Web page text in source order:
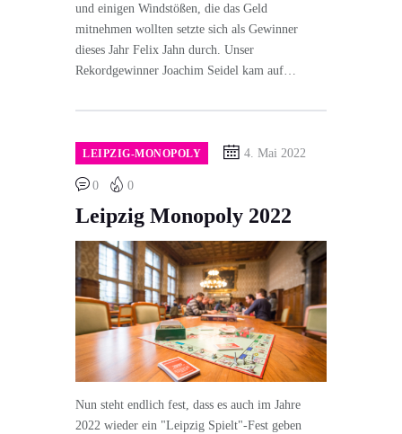
und einigen Windstößen, die das Geld
mitnehmen wollten setzte sich als Gewinner
dieses Jahr Felix Jahn durch. Unser
Rekordgewinner Joachim Seidel kam auf…
LEIPZIG-MONOPOLY 4. Mai 2022
0 0
Leipzig Monopoly 2022
Nun steht endlich fest, dass es auch im Jahre
2022 wieder ein "Leipzig Spielt"-Fest geben